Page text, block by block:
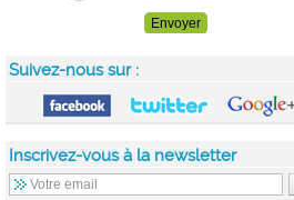
Suivez-nous sur :
Inscrivez-vous à la newsletter